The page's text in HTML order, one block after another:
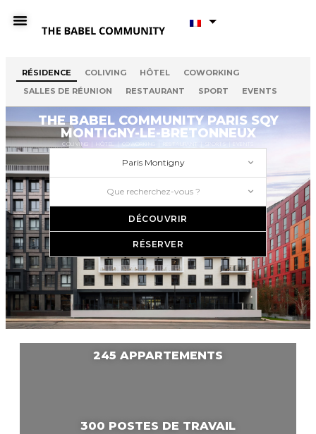
RÉSIDENCE COLIVING HÔTEL
COWORKING
SALLES DE RÉUNION
RESTAURANT SPORT EVENTS
THE BABEL COMMUNITY PARIS SQY
MONTIGNY-LE-BRETONNEUX
COLIVING | HÔTEL | COWORKING | RESTAURANT | SPORTS | EVENTS
Paris Montigny
Que recherchez-vous ?
DÉCOUVRIR
RÉSERVER
245 APPARTEMENTS
300 POSTES DE TRAVAIL